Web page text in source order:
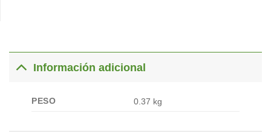
Información adicional
PESO 0.37 kg